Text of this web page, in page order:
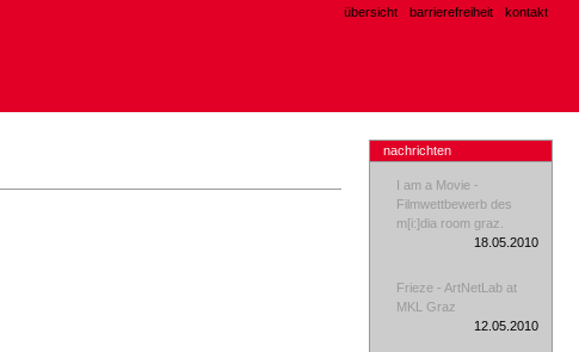
übersicht barrierefreiheit kontakt
nachrichten
I am a Movie -
Filmwettbewerb des
m[i:]dia room graz.
18.05.2010
Frieze - ArtNetLab at
MKL Graz
12.05.2010